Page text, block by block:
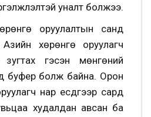
уналт болжээ.
оруулалтын санд
хөрөнгө оруулагч
гэсэн мөнгөний
буфер болж байна. Орон
нар есдүгээр сард
худалдан авсан ба